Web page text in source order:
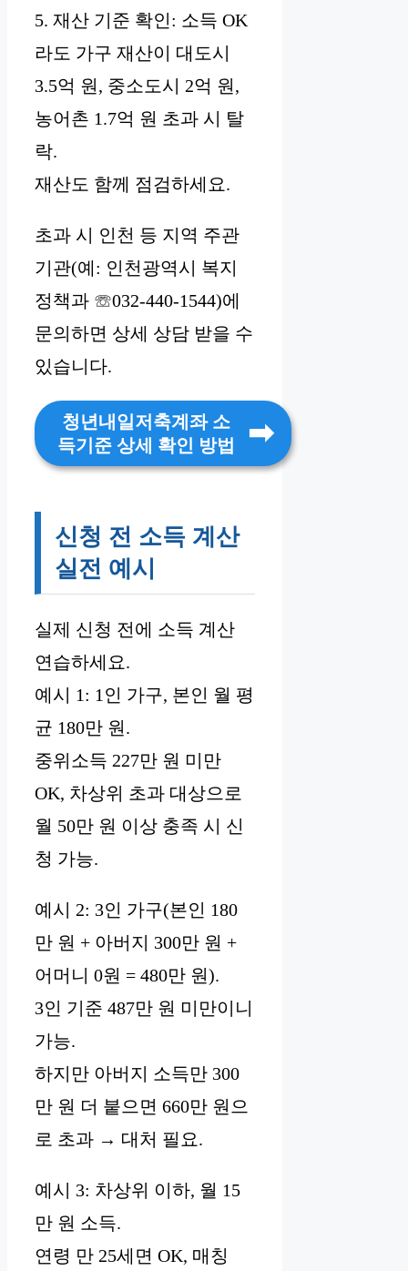
5. 재산 기준 확인: 소득 OK
라도 가구 재산이 대도시
3.5억 원, 중소도시 2억 원,
농어촌 1.7억 원 초과 시 탈
락.
재산도 함께 점검하세요.
초과 시 인천 등 지역 주관
기관(예: 인천광역시 복지
정책과 ☏032-440-1544)에
문의하면 상세 상담 받을 수
있습니다.
청년내일저축계좌 소
득기준 상세 확인 방법
신청 전 소득 계산
실전 예시
실제 신청 전에 소득 계산
연습하세요.
예시 1: 1인 가구, 본인 월 평
균 180만 원.
중위소득 227만 원 미만
OK, 차상위 초과 대상으로
월 50만 원 이상 충족 시 신
청 가능.
예시 2: 3인 가구(본인 180
만 원 + 아버지 300만 원 +
어머니 0원 = 480만 원).
3인 기준 487만 원 미만이니
가능.
하지만 아버지 소득만 300
만 원 더 붙으면 660만 원으
로 초과 → 대처 필요.
예시 3: 차상위 이하, 월 15
만 원 소득.
연령 만 25세면 OK, 매칭